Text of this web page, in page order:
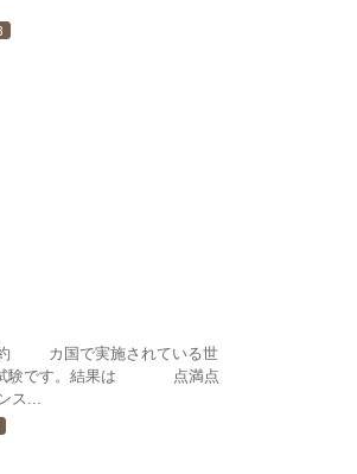
約90カ国で実施されている世
試験です。結果は900点満点
ス...